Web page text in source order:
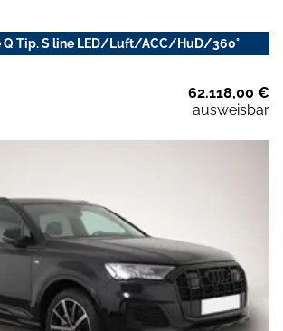
Q Tip. S line LED/Luft/ACC/HuD/360°
62.118,00 €
ausweisbar